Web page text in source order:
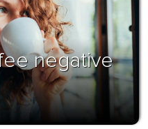
negative